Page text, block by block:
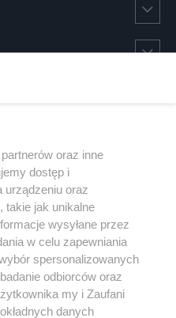
Instagram Youtube
oraz inne
dostęp i
urządzeniu oraz
takie jak unikalne
wysyłane przez
w celu zapewniania
spersonalizowanych
odbiorców oraz
my i Zaufani
danych